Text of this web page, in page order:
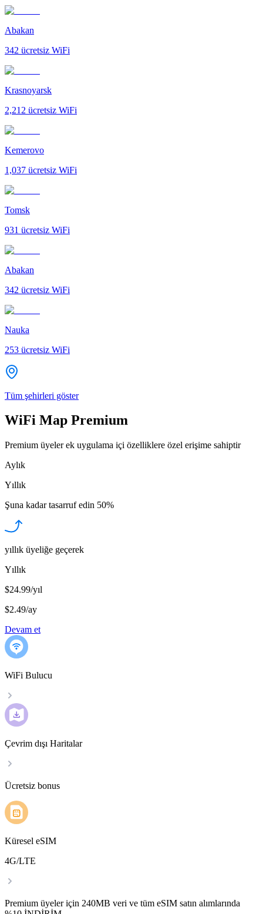
Abakan
342 ücretsiz WiFi
Krasnoyarsk
2,212 ücretsiz WiFi
Kemerovo
1,037 ücretsiz WiFi
Tomsk
931 ücretsiz WiFi
Abakan
342 ücretsiz WiFi
Nauka
253 ücretsiz WiFi
Tüm şehirleri göster
WiFi Map Premium
Premium üyeler ek uygulama içi özelliklere özel erişime sahiptir
Aylık
Yıllık
Şuna kadar tasarruf edin 50%
yıllık üyeliğe geçerek
Yıllık
$24.99/yıl
$2.49/ay
Devam et
WiFi Bulucu
Çevrim dışı Haritalar
Ücretsiz bonus
Küresel eSIM
4G/LTE
Premium üyeler için 240MB veri ve tüm eSIM satın alımlarında